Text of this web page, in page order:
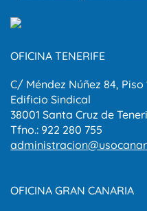
OFICINA TENERIFE
C/ Méndez Núñez 84, Piso
Edificio Sindical
38001 Santa Cruz de
Tfno.: 922 280 755
OFICINA GRAN CANARIA